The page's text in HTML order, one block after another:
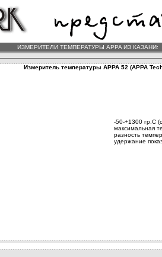
ИЗМЕРИТЕЛИ ТЕМПЕРАТУРЫ APPA ИЗ КАЗАНИ:
Измеритель температуры APPA 52 (APPA
-50-+1300 гр.С
максимальная
разность
удержание